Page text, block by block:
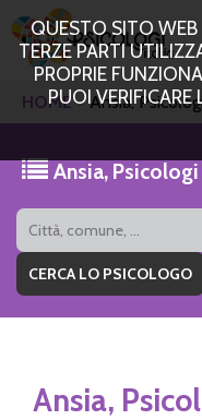
QUESTO SITO WEB
TERZE PARTI
PROPRIE
PUOI
HOME Ansia,
Ansia,
Ansia,